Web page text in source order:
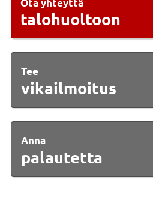
Ota yhteyttä
talohuoltoon
Tee
vikailmoitus
Anna
palautetta